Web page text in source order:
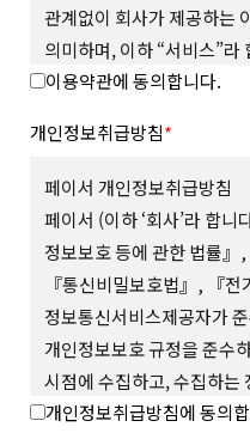
관계없이 회사가 제공하는
의미하며, 이하 “서비스”
회원의 권리와 의무, 책임사
제 2 조 (용어의 정의)
본 약관에서 사용하는 용어
1. “사이트”란 회사가 재화
합니다)를 회원에게 제공하
이용하여 상품 등을 거래할 수
말하며 회사가 모바일 환경에
포함합니다.
2. “회원”이라 함은 사이트에
회원가입을 한 자로서, 약관
이용할 수 있는 자를 말합니다.
3. “아이디(ID)”라 함은 회원
이용약관에 동의합니다.
개인정보취급방침*
페이서 개인정보취급방침
페이서 (이하 ‘회사’라 합
정보보호 등에 관한 법률
『통신비밀보호법』, 『
정보통신서비스제공자가
개인정보보호 규정을 준수
시점에 수집하고, 수집하는
사용하며, 사전 동의 없이
개인정보취급방침에 동의